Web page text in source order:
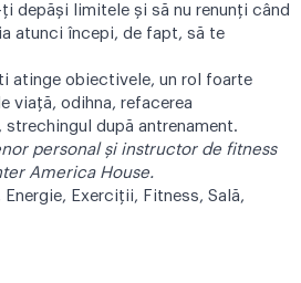
depăşi limitele şi să nu renunţi când
atunci începi, de fapt, să te
atinge obiectivele, un rol foarte
viaţă, odihna, refacerea
după antrenament.
personal și instructor de fitness
America House.
Energie, Exerciţii, Fitness, Sală,